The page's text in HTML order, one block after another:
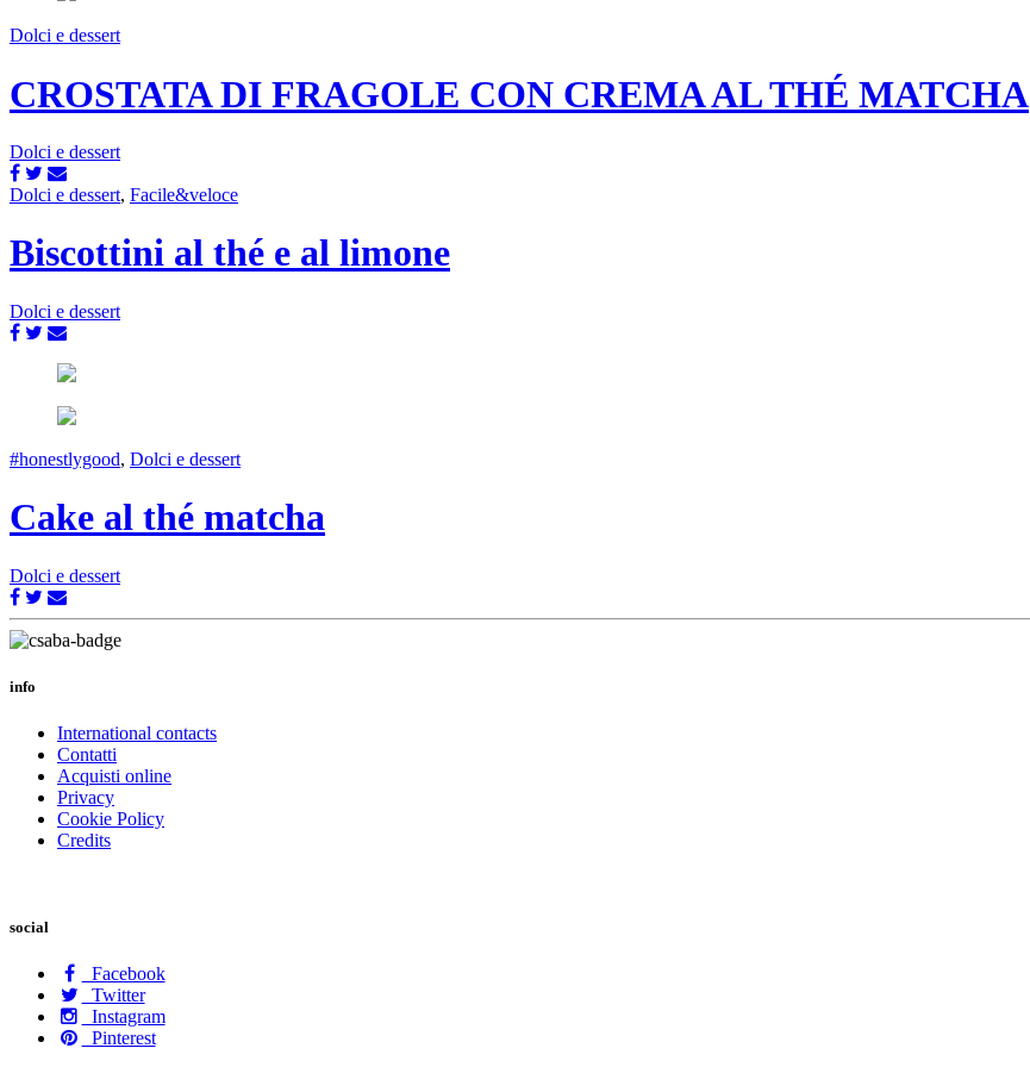
Dolci e dessert
CROSTATA DI FRAGOLE CON CREMA AL THÉ MATCHA
Dolci e dessert
Dolci e dessert, Facile&veloce
Biscottini al thé e al limone
Dolci e dessert
#honestlygood, Dolci e dessert
Cake al thé matcha
Dolci e dessert
info
International contacts
Contatti
Acquisti online
Privacy
Cookie Policy
Credits
social
Facebook
Twitter
Instagram
Pinterest